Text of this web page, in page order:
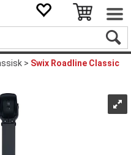
>Swix Roadline Classic